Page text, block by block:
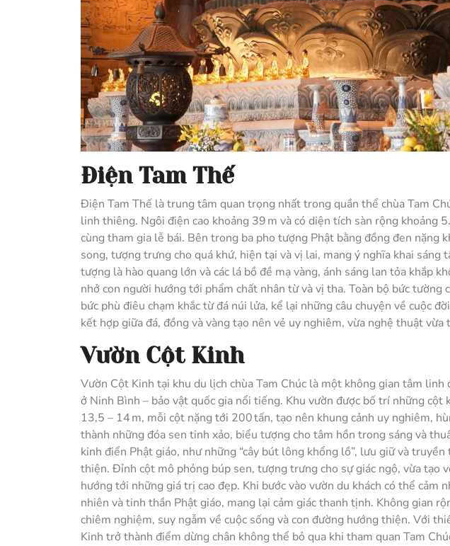
Điện Tam Thế
Điện Tam Thế là trung tâm quan trọng nhất trong quần thể chùa Tam
linh thiêng. Ngôi điện cao khoảng 39 m và có diện tích sàn rộng khoảng
cùng tham gia lễ bái. Bên trong ba pho tượng Phật bằng đồng đen nặng
song, tượng trưng cho quá khứ, hiện tại và vị lai, mang ý nghĩa khai sáng
tượng là hào quang lớn và các lá bồ đề mạ vàng, ánh sáng lan tỏa khắp
nhở con người hướng tới phẩm chất nhân từ và vị tha. Toàn bộ bức
bức phù điêu chạm khắc từ đá núi lửa, kể lại những câu chuyện về cuộc
kết hợp giữa đá, đồng và vàng tạo nên vẻ uy nghiêm, vừa nghệ thuật vừa
Vườn Cột Kinh
Vườn Cột Kinh tại khu du lịch chùa Tam Chúc là một không gian tâm
ở Ninh Bình – bảo vật quốc gia nổi tiếng. Khu vườn được bố trí những cột
13,5 – 14 m, mỗi cột nặng tới 200 tấn, tạo nên khung cảnh uy nghiêm,
thành những đóa sen tinh xảo, biểu tượng cho tâm hồn trong sáng và
kinh điển Phật giáo, như những “cây bút lông khổng lồ”, lưu giữ và
thiện. Đỉnh cột mô phỏng búp sen, tượng trưng cho sự giác ngộ, vừa tạo
hướng tới những giá trị cao đẹp. Khi bước vào vườn du khách có thể cảm
nhiên và tinh thần Phật giáo, mang lại cảm giác thanh tịnh. Không gian
chiêm nghiệm, suy ngẫm về cuộc sống và con đường hướng thiện. Với
Kinh trở thành điểm dừng chân không thể bỏ qua khi tham quan Tam